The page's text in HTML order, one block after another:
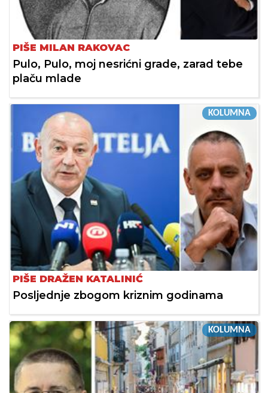
PIŠE MILAN RAKOVAC
Pulo, Pulo, moj nesrićni grade, zarad tebe
plaču mlade
KOLUMNA
PIŠE DRAŽEN KATALINIĆ
Posljednje zbogom kriznim godinama
KOLUMNA